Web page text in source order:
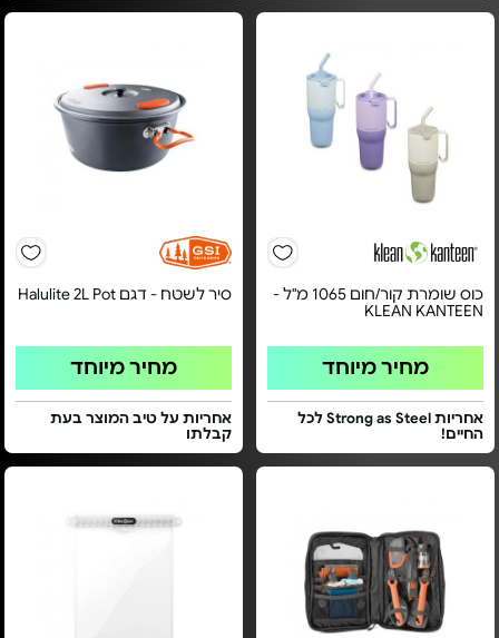
כוס שומרת קור/חום 1065 מ"ל -
KLEAN KANTEEN
מחיר מיוחד
אחריות Strong as Steel לכל
החיים!
סיר לשטח - דגם Halulite 2L Pot
מחיר מיוחד
אחריות על טיב המוצר בעת
קבלתו